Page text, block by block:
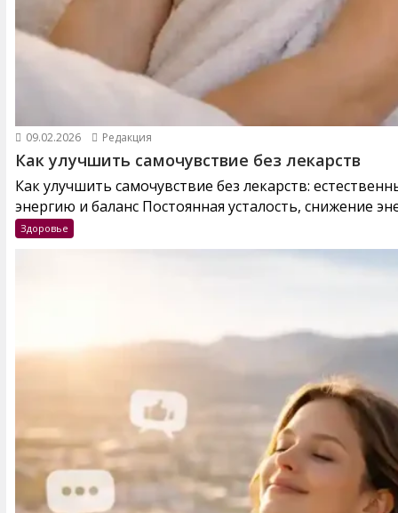
09.02.2026 Редакция
Как улучшить самочувствие без лекарств
Как улучшить самочувствие без лекарств:
энергию и баланс Постоянная усталость, снижение
Здоровье